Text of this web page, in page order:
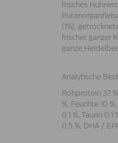
frisches
(1%),
frischer ganzer
ganze
Analytische
Rohprotein 37
%, Feuchte 10
0,1 %, Taurin
0,5 %, DHA /